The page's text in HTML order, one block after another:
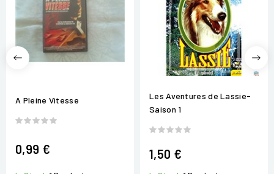
A Pleine Vitesse
0,99 €
Les Aventures de Lassie-
Saison 1
1,50 €